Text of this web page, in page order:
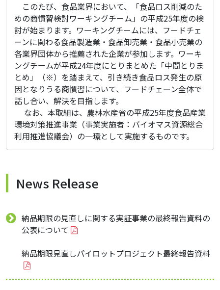
このたび、食品業界において、「食品ロス削減のた
めの商慣習検討ワーキングチーム」の平成25年度の検
討が始まります。ワーキングチームには、フードチェ
ーンに関わる食品製造業・食品卸売業・食品小売業の
各業界団体から推薦された企業が参加します。ワーキ
ングチームが平成24年度にとりまとめた「中間とりま
とめ」（※）を踏まえて、引き続き食品ロス発生の原
因となりうる商慣習について、フードチェーン全体で
話し合い、解決を目指します。
なお、本取組は、農林水産省の平成25年度食品産業
環境対策推進事業（事業実施者：バイオマス資源総合
利用推進協議会）の一環として実施するものです。
News Release
納品期限の見直しに関する実証事業の最終報告資料の
公表について
納品期限見直しパイロットプロジェクト最終報告資料